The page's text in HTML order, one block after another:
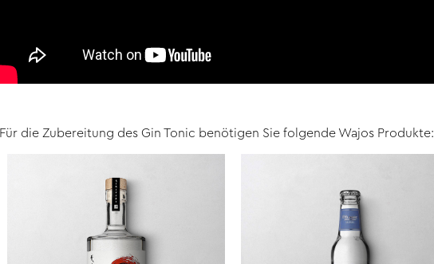
Für die Zubereitung des Gin Tonic benötigen Sie folgende Wajos Produkte: